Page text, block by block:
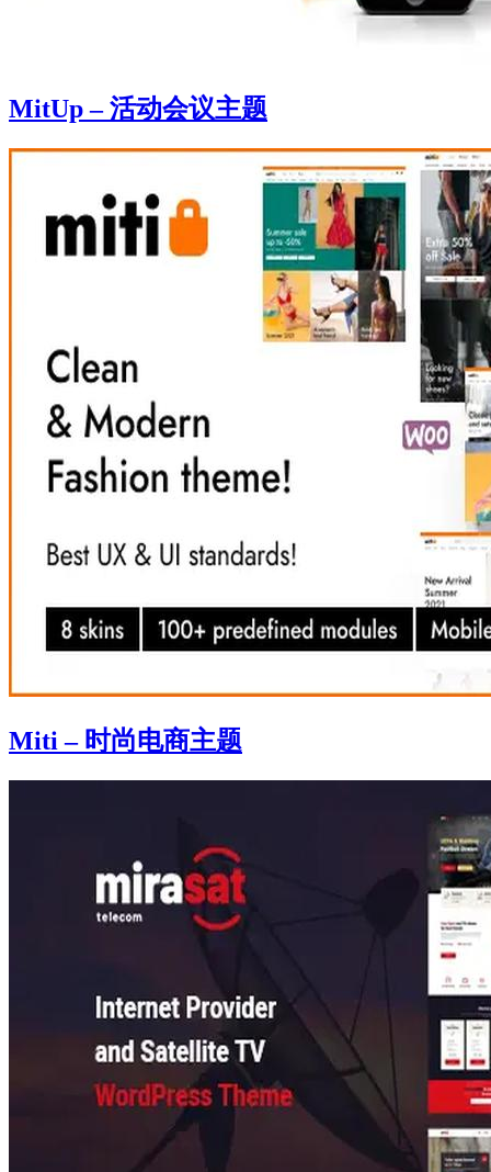
MitUp – 活动会议主题
Miti – 时尚电商主题